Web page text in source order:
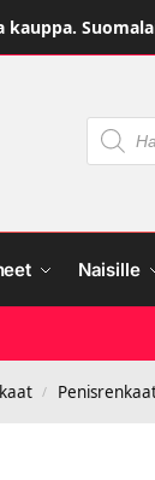
kauppa.
Naisille
/